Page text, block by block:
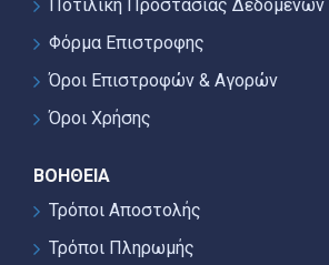
Ποτιλική Προστασίας Δεδομένων
Φόρμα Επιστροφης
Όροι Επιστροφών & Αγορών
Όροι Χρήσης
ΒΟΉΘΕΙΑ
Τρόποι Αποστολής
Τρόποι Πληρωμής